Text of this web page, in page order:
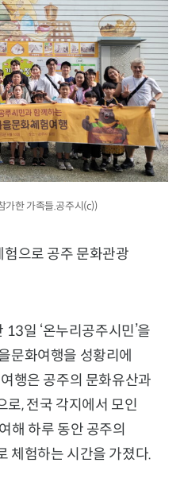
가한 가족들.공주시(c))
으로 공주 문화관광
일 ‘온누리공주시민’을
문화여행을 성황리에
행은 공주의 문화유산과
로, 전국 각지에서 모인
해 하루 동안 공주의
체험하는 시간을 가졌다.